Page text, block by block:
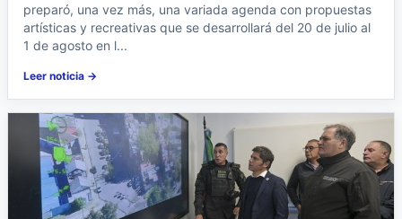
preparó, una vez más, una variada agenda con propuestas
artísticas y recreativas que se desarrollará del 20 de julio al
1 de agosto en l...
Leer noticia →